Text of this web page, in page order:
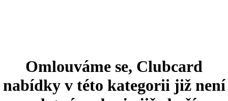
Omlouváme se, Clubcard
nabídky v této kategorii již není